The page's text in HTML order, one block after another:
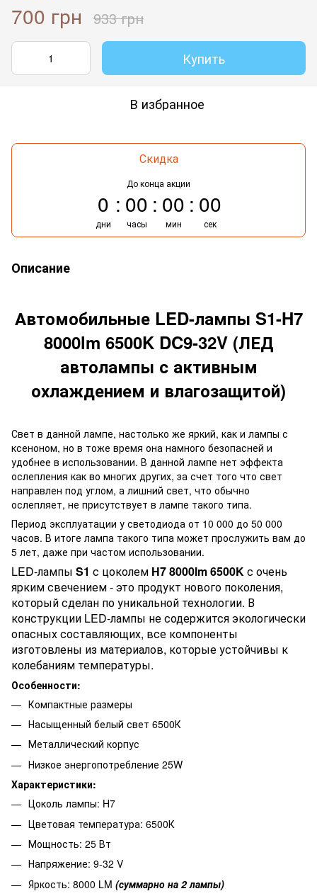
700 грн 933 грн
Купить
В избранное
Скидка
До конца акции
0
дни
00
часы
00
мин
00
сек
Описание
Автомобильные LED-лампы S1-H7
8000lm 6500K DC9-32V (ЛЕД
автолампы с активным
охлаждением и влагозащитой)
Свет в данной лампе, настолько же яркий, как и лампы с
ксеноном, но в тоже время она намного безопасней и
удобнее в использовании. В данной лампе нет эффекта
ослепления как во многих других, за счет того что свет
направлен под углом, а лишний свет, что обычно
ослепляет, не присутствует в лампе такого типа.
Период эксплуатации у светодиода от 10 000 до 50 000
часов. В итоге лампа такого типа может прослужить вам до
5 лет, даже при частом использовании.
LED-лампы S1 с цоколем H7 8000lm 6500K с очень
ярким свечением - это продукт нового поколения,
который сделан по уникальной технологии. В
конструкции LED-лампы не содержится экологически
опасных составляющих, все компоненты
изготовлены из материалов, которые устойчивы к
колебаниям температуры.
Особенности:
Компактные размеры
Насыщенный белый свет 6500К
Металлический корпус
Низкое энергопотребление 25W
Характеристики:
Цоколь лампы: H7
Цветовая температура: 6500К
Мощность: 25 Вт
Напряжение: 9-32 V
Яркость: 8000 LM (суммарно на 2 лампы)